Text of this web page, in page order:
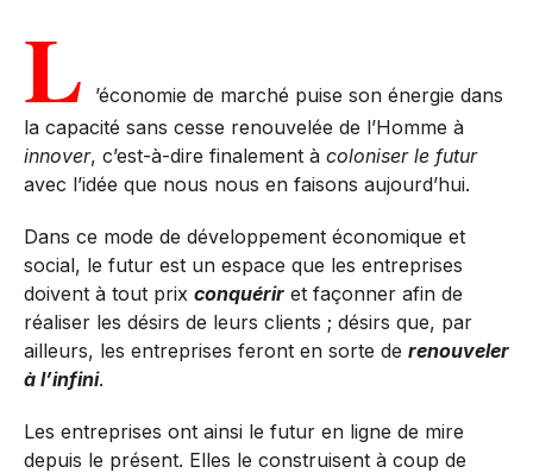
L
’économie de marché puise son énergie dans
la capacité sans cesse renouvelée de l’Homme à
innover, c’est-à-dire finalement à coloniser le futur
avec l’idée que nous nous en faisons aujourd’hui.
Dans ce mode de développement économique et
social, le futur est un espace que les entreprises
doivent à tout prix conquérir et façonner afin de
réaliser les désirs de leurs clients ; désirs que, par
ailleurs, les entreprises feront en sorte de renouveler
à l’infini.
Les entreprises ont ainsi le futur en ligne de mire
depuis le présent. Elles le construisent à coup de